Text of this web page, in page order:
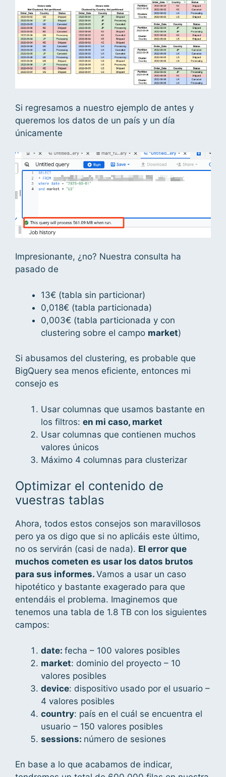
Si regresamos a nuestro ejemplo de antes y
queremos los datos de un país y un día
únicamente
Impresionante, ¿no? Nuestra consulta ha
pasado de
13€ (tabla sin particionar)
0,018€ (tabla particionada)
0,003€ (tabla particionada y con
clustering sobre el campo market)
Si abusamos del clustering, es probable que
BigQuery sea menos eficiente, entonces mi
consejo es
Usar columnas que usamos bastante en
los filtros: en mi caso, market
Usar columnas que contienen muchos
valores únicos
Máximo 4 columnas para clusterizar
Optimizar el contenido de
vuestras tablas
Ahora, todos estos consejos son maravillosos
pero ya os digo que si no aplicáis este último,
no os servirán (casi de nada). El error que
muchos cometen es usar los datos brutos
para sus informes. Vamos a usar un caso
hipotético y bastante exagerado para que
entendáis el problema. Imaginemos que
tenemos una tabla de 1.8 TB con los siguientes
campos:
date: fecha – 100 valores posibles
market: dominio del proyecto – 10
valores posibles
device: dispositivo usado por el usuario –
4 valores posibles
country: país en el cuál se encuentra el
usuario – 150 valores posibles
sessions: número de sesiones
En base a lo que acabamos de indicar,